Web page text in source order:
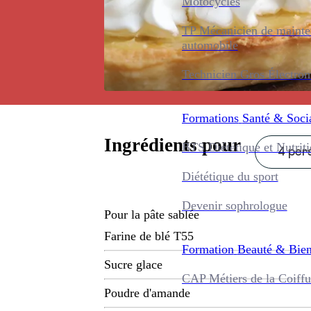
TP Mécanicien de
automobile
Technicien Gros
Formations Santé &
BTS Diététique et
Diététique du sport
Devenir sophrologue
Formation Beauté &
CAP Métiers de la
Ingrédients pour 4
Pour la pâte sablée
Farine de blé T55
Sucre glace
Poudre d'amande